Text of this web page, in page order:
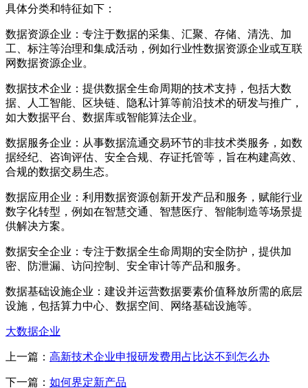
具体分类和特征如下：
‌数据资源企业‌：专注于数据的采集、汇聚、存储、清洗、加
工、标注等治理和集成活动，例如行业性数据资源企业或互联
网数据资源企业。‌
‌数据技术企业‌：提供数据全生命周期的技术支持，包括大数
据、人工智能、区块链、隐私计算等前沿技术的研发与推广，
如大数据平台、数据库或智能算法企业。‌
‌数据服务企业‌：从事数据流通交易环节的非技术类服务，如数
据经纪、咨询评估、安全合规、存证托管等，旨在构建高效、
合规的数据交易生态。‌
‌数据应用企业‌：利用数据资源创新开发产品和服务，赋能行业
数字化转型，例如在智慧交通、智慧医疗、智能制造等场景提
供解决方案。‌
‌数据安全企业‌：专注于数据全生命周期的安全防护，提供加
密、防泄漏、访问控制、安全审计等产品和服务。‌
‌数据基础设施企业‌：建设并运营数据要素价值释放所需的底层
设施，包括算力中心、数据空间、网络基础设施等。‌
大数据企业
上一篇： 高新技术企业申报研发费用占比达不到怎么办
下一篇： 如何界定新产品